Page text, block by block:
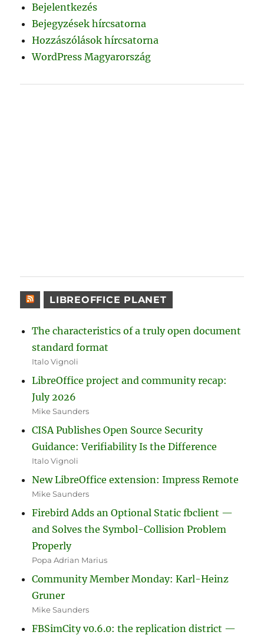
Bejelentkezés
Bejegyzések hírcsatorna
Hozzászólások hírcsatorna
WordPress Magyarország
LIBREOFFICE PLANET
The characteristics of a truly open document
standard format
Italo Vignoli
LibreOffice project and community recap:
July 2026
Mike Saunders
CISA Publishes Open Source Security
Guidance: Verifiability Is the Difference
Italo Vignoli
New LibreOffice extension: Impress Remote
Mike Saunders
Firebird Adds an Optional Static fbclient —
and Solves the Symbol-Collision Problem
Properly
Popa Adrian Marius
Community Member Monday: Karl-Heinz
Gruner
Mike Saunders
FBSimCity v0.6.0: the replication district —